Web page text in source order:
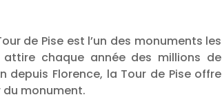
de Pise est l’un des monuments les
chaque année des millions de
depuis Florence, la Tour de Pise offre
monument.